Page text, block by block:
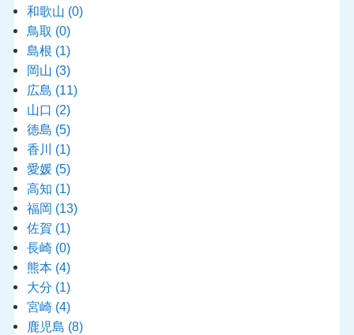
和歌山 (0)
鳥取 (0)
島根 (1)
岡山 (3)
広島 (11)
山口 (2)
徳島 (5)
香川 (1)
愛媛 (5)
高知 (1)
福岡 (13)
佐賀 (1)
長崎 (0)
熊本 (4)
大分 (1)
宮崎 (4)
鹿児島 (8)